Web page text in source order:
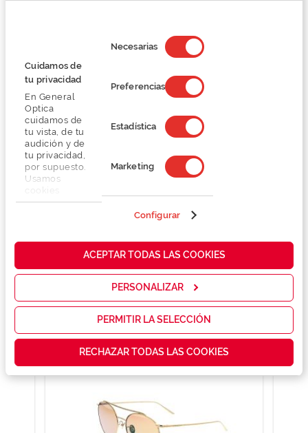
Cuidamos de
tu privacidad
En General
Optica
cuidamos de
tu vista, de tu
audición y de
tu privacidad,
por supuesto.
Usamos
propias y de
cómo mejorar
servicios y
las
que realmente
contenidos
personalizados
de
consentimiento
Necesarias
Preferencias
Estadística
Marketing
Configurar
ACEPTAR TODAS LAS COOKIES
PERSONALIZAR
PERMITIR LA SELECCIÓN
RECHAZAR TODAS LAS COOKIES
Lentes
Marca
Conselhos
Serviços exclusivos
También te puede gustar